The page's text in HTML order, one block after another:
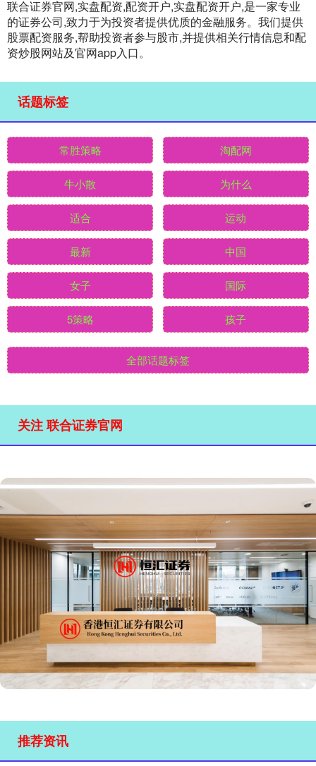
联合证券官网,实盘配资,配资开户,实盘配资开户,是一家专业
的证券公司,致力于为投资者提供优质的金融服务。我们提供
股票配资服务,帮助投资者参与股市,并提供相关行情信息和配
资炒股网站及官网app入口。
话题标签
常胜策略 淘配网
牛小散 为什么
适合 运动
最新 中国
女子 国际
5策略 孩子
全部话题标签
关注 联合证券官网
推荐资讯